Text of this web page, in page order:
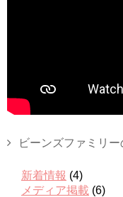
ビーンズファミリー
新着情報 (4)
メディア掲載 (6)